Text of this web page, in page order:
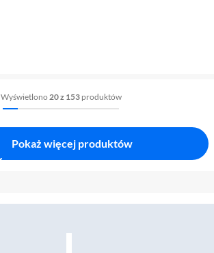
Wyświetlono 20 z 153 produktów
Pokaż więcej produktów